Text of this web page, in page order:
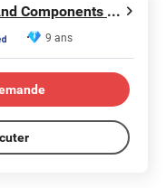
MAC Chairs And Components Co., Ltd.
9 ans